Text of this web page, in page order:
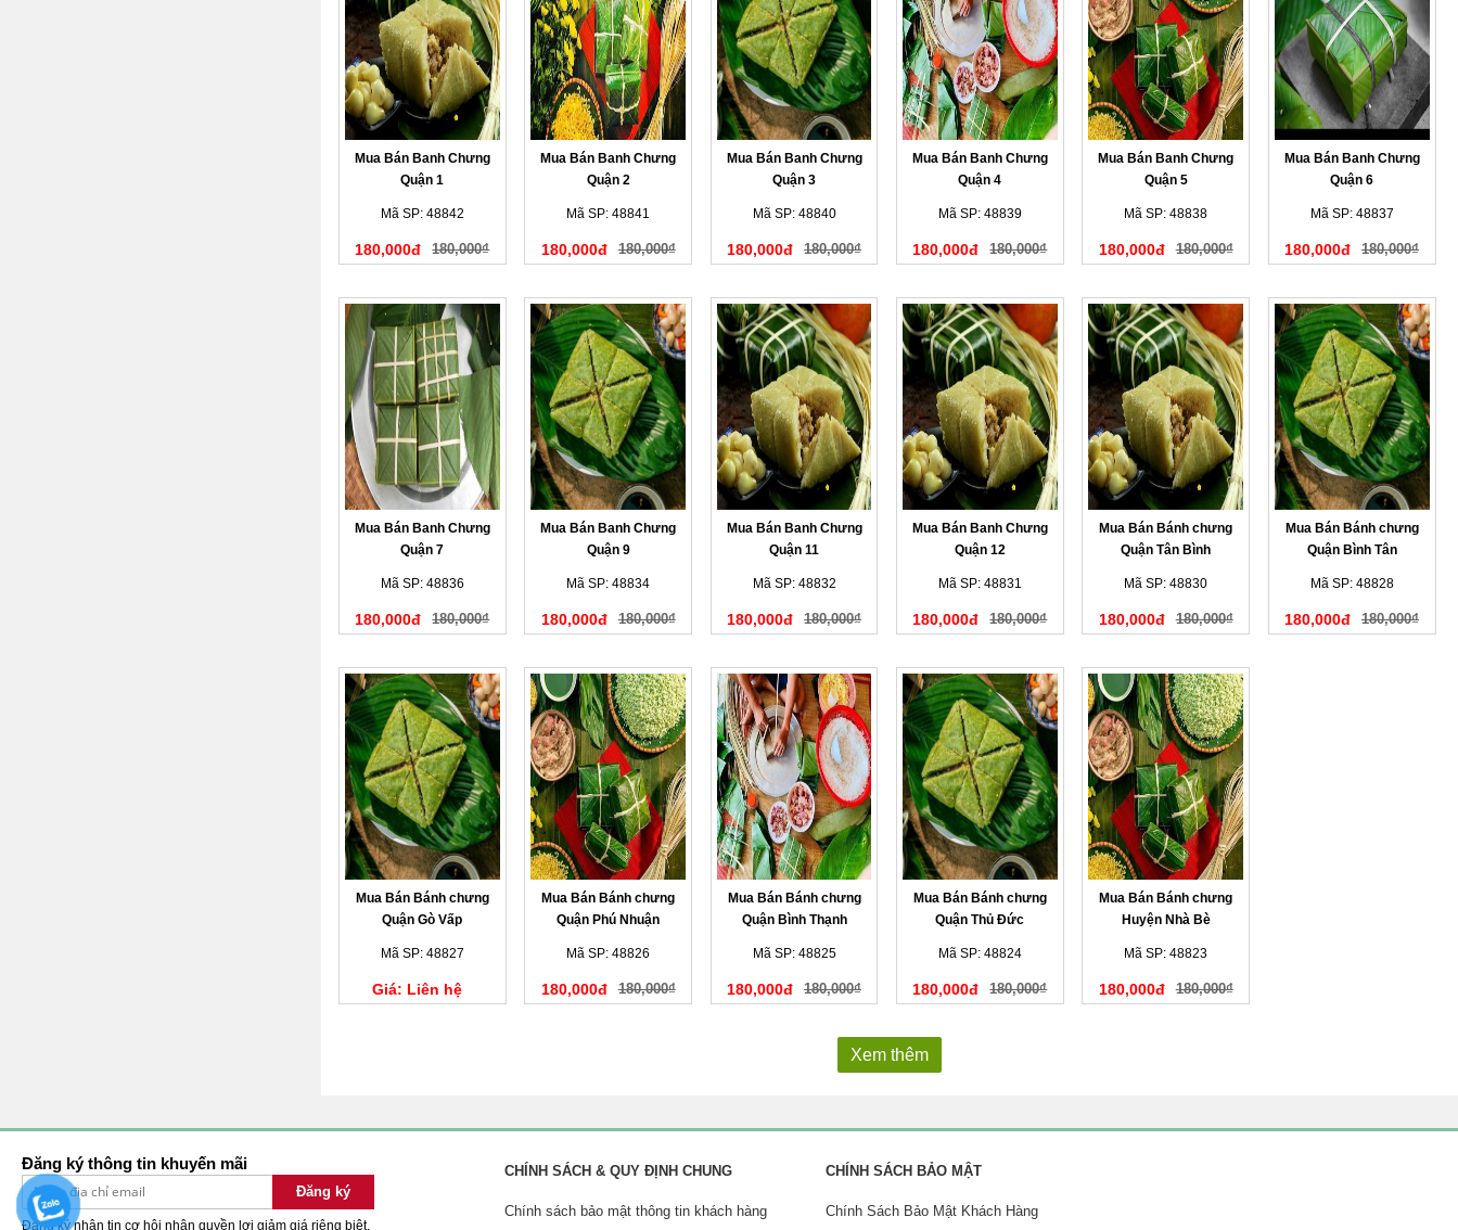
Mua Bán Banh Chưng
Quận 1
Mã SP: 48842
180,000đ 180,000₫
Mua Bán Banh Chưng
Quận 2
Mã SP: 48841
180,000đ 180,000₫
Mua Bán Banh Chưng
Quận 3
Mã SP: 48840
180,000đ 180,000₫
Mua Bán Banh Chưng
Quận 4
Mã SP: 48839
180,000đ 180,000₫
Mua Bán Banh Chưng
Quận 5
Mã SP: 48838
180,000đ 180,000₫
Mua Bán Banh Chưng
Quận 6
Mã SP: 48837
180,000đ 180,000₫
Mua Bán Banh Chưng
Quận 7
Mã SP: 48836
180,000đ 180,000₫
Mua Bán Banh Chưng
Quận 9
Mã SP: 48834
180,000đ 180,000₫
Mua Bán Banh Chưng
Quận 11
Mã SP: 48832
180,000đ 180,000₫
Mua Bán Banh Chưng
Quận 12
Mã SP: 48831
180,000đ 180,000₫
Mua Bán Bánh chưng
Quận Tân Bình
Mã SP: 48830
180,000đ 180,000₫
Mua Bán Bánh chưng
Quận Bình Tân
Mã SP: 48828
180,000đ 180,000₫
Mua Bán Bánh chưng
Quận Gò Vấp
Mã SP: 48827
Giá: Liên hệ
Mua Bán Bánh chưng
Quận Phú Nhuận
Mã SP: 48826
180,000đ 180,000₫
Mua Bán Bánh chưng
Quận Bình Thạnh
Mã SP: 48825
180,000đ 180,000₫
Mua Bán Bánh chưng
Quận Thủ Đức
Mã SP: 48824
180,000đ 180,000₫
Mua Bán Bánh chưng
Huyện Nhà Bè
Mã SP: 48823
180,000đ 180,000₫
Xem thêm
Đăng ký thông tin khuyến mãi
Đăng ký
Đăng ký nhận tin cơ hội nhận quyền lợi giảm giá riêng biệt.
CHÍNH SÁCH & QUY ĐỊNH CHUNG
Chính sách bảo mật thông tin khách hàng
CHÍNH SÁCH BẢO MẬT
Chính Sách Bảo Mật Khách Hàng